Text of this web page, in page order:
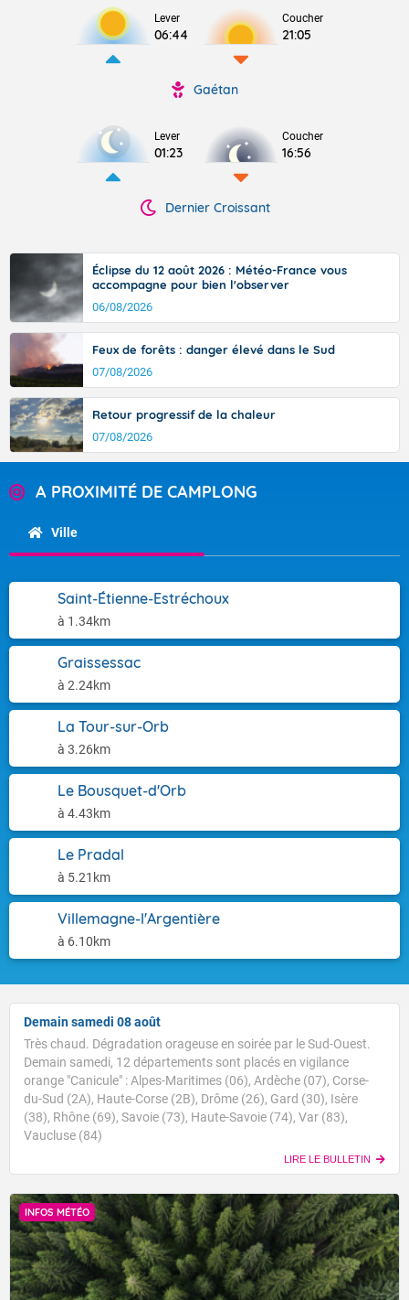
Lever
06:44
Coucher
21:05
Gaétan
Lever
01:23
Coucher
16:56
Dernier Croissant
Éclipse du 12 août 2026 : Météo-France vous
accompagne pour bien l'observer
06/08/2026
Feux de forêts : danger élevé dans le Sud
07/08/2026
Retour progressif de la chaleur
07/08/2026
A PROXIMITÉ DE CAMPLONG
Ville
Saint-Étienne-Estréchoux
à 1.34km
Graissessac
à 2.24km
La Tour-sur-Orb
à 3.26km
Le Bousquet-d'Orb
à 4.43km
Le Pradal
à 5.21km
Villemagne-l'Argentière
à 6.10km
Demain samedi 08 août
Très chaud. Dégradation orageuse en soirée par le Sud-Ouest.
Demain samedi, 12 départements sont placés en vigilance
orange "Canicule" : Alpes-Maritimes (06), Ardèche (07), Corse-
du-Sud (2A), Haute-Corse (2B), Drôme (26), Gard (30), Isère
(38), Rhône (69), Savoie (73), Haute-Savoie (74), Var (83),
Vaucluse (84)
LIRE LE BULLETIN
INFOS MÉTÉO